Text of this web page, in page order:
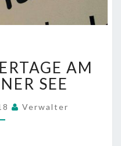
AM
SEE
Verwalter